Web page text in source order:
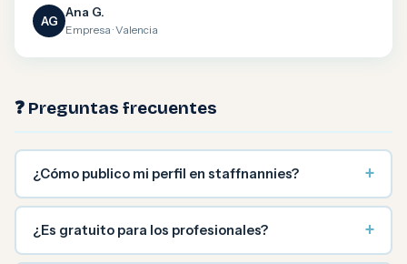
AG
Ana G.
Empresa · Valencia
❓ Preguntas frecuentes
¿Cómo publico mi perfil en staffnannies? +
¿Es gratuito para los profesionales? +